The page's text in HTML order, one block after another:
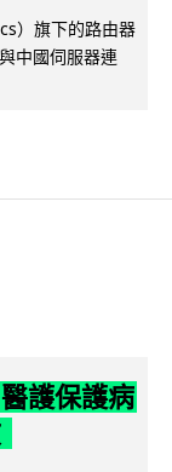
）旗下的路由器
中國伺服器連
護保護病